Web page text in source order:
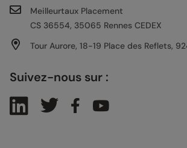
Meilleurtaux Placement
CS 36554, 35065 Rennes CEDEX
Tour Aurore, 18-19 Place des Reflets,
Suivez-nous sur :